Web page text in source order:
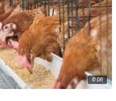
© DR